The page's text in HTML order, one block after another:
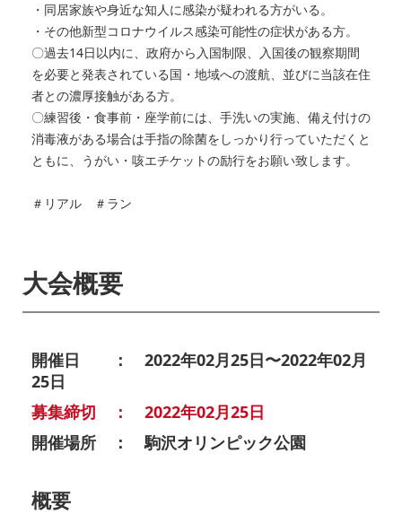
・同居家族や身近な知人に感染が疑われる方がいる。
・その他新型コロナウイルス感染可能性の症状がある方。
〇過去14日以内に、政府から入国制限、入国後の観察期間
を必要と発表されている国・地域への渡航、並びに当該在住
者との濃厚接触がある方。
〇練習後・食事前・座学前には、手洗いの実施、備え付けの
消毒液がある場合は手指の除菌をしっかり行っていただくと
ともに、うがい・咳エチケットの励行をお願い致します。
＃リアル ＃ラン
大会概要
開催日 ： 2022年02月25日〜2022年02月
25日
募集締切 ： 2022年02月25日
開催場所 ： 駒沢オリンピック公園
概要